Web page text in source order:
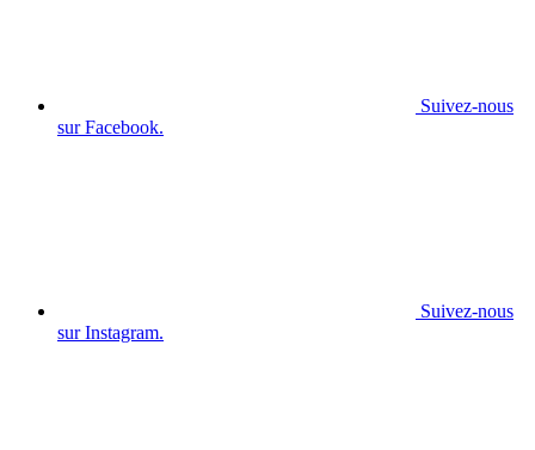
Suivez-nous
sur Facebook.
Suivez-nous
sur Instagram.